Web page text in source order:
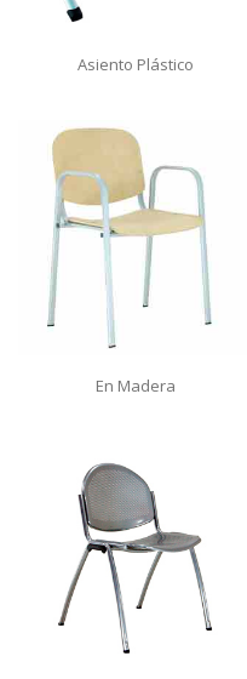
Asiento Plástico
En Madera